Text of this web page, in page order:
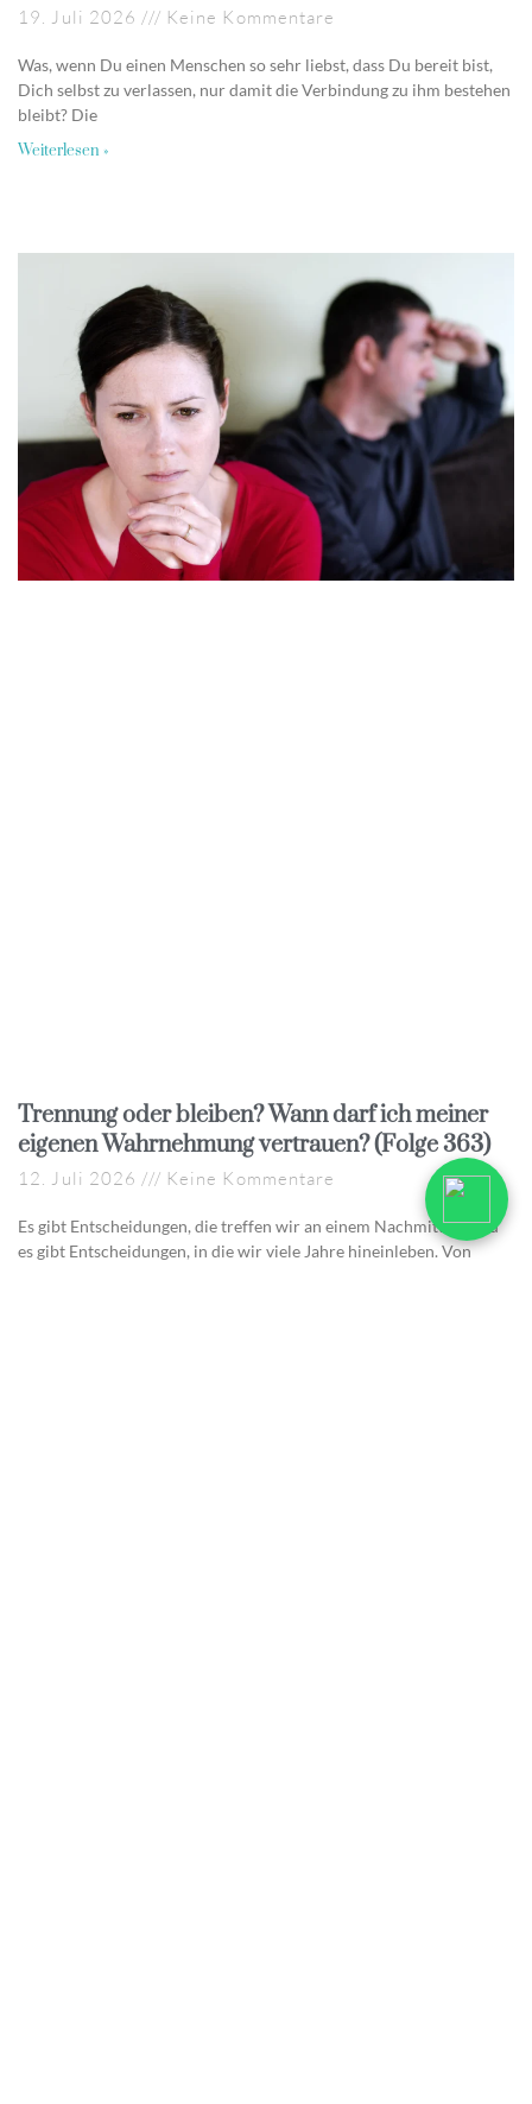
19. Juli 2026 Keine Kommentare
Was, wenn Du einen Menschen so sehr liebst, dass Du bereit bist,
Dich selbst zu verlassen, nur damit die Verbindung zu ihm bestehen
bleibt? Die
Weiterlesen »
Trennung oder bleiben? Wann darf ich meiner
eigenen Wahrnehmung vertrauen? (Folge 363)
12. Juli 2026 Keine Kommentare
Es gibt Entscheidungen, die treffen wir an einem Nachmittag. Und
es gibt Entscheidungen, in die wir viele Jahre hineinleben. Von